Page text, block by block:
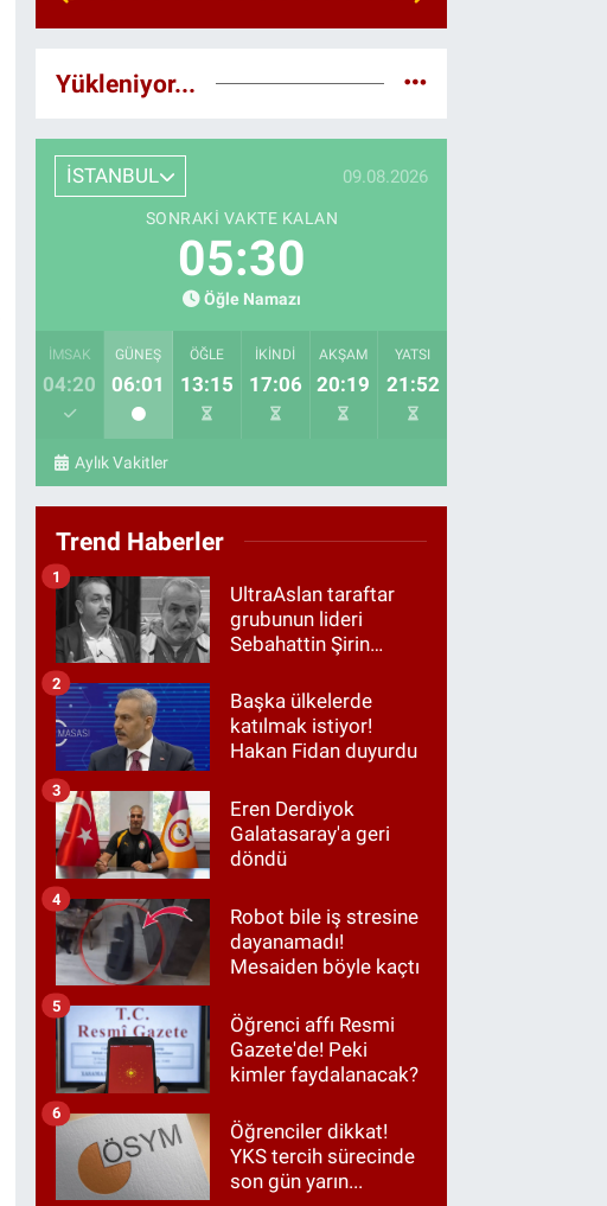
Yükleniyor...
İSTANBUL 09.08.2026
SONRAKI VAKTE KALAN
05:29
Öğle Namazı
İMSAK
04:20
GÜNEŞ
06:01
ÖĞLE
13:15
İKINDI
17:06
AKŞAM
20:19
YATSI
21:52
Aylık Vakitler
Trend Haberler
UltraAslan taraftar
grubunun lideri
Sebahattin Şirin
1
Başka ülkelerde
katılmak istiyor!
Hakan Fidan duyurdu
2
Eren Derdiyok
Galatasaray'a geri
döndü
3
Robot bile iş stresine
dayanamadı!
Mesaiden böyle kaçtı
4
Öğrenci affı Resmi
Gazete'de! Peki
kimler faydalanacak?
5
Öğrenciler dikkat!
YKS tercih sürecinde
son gün yarın...
6